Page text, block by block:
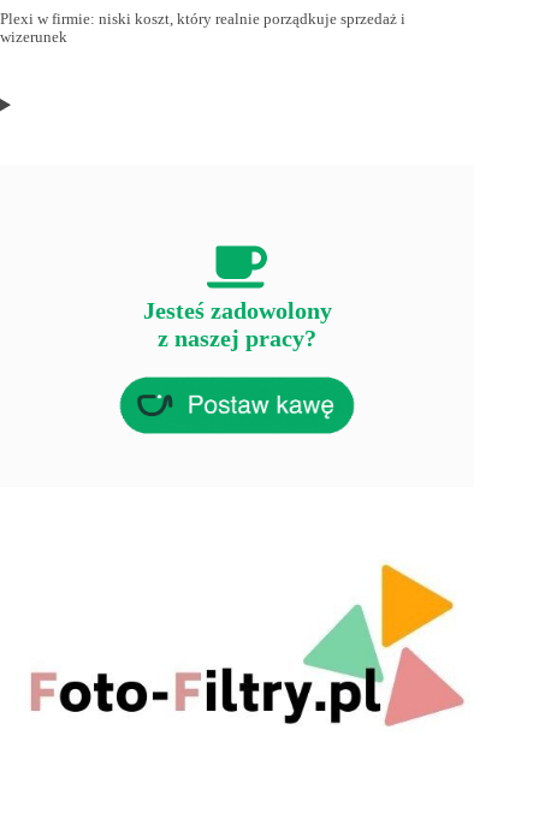
Plexi w firmie: niski koszt, który realnie porządkuje sprzedaż i
wizerunek
Jesteś zadowolony
z naszej pracy?